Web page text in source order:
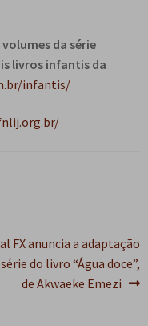
da série
livros infantis da
infantis/
FX anuncia a adaptação
do livro “Água doce”,
de Akwaeke Emezi